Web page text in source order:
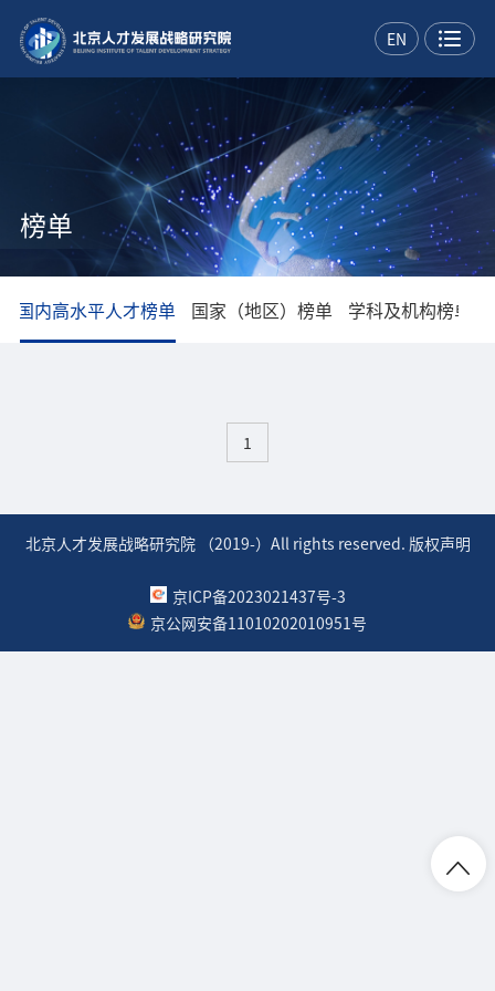
EN
榜单
国内高水平人才榜单 国家（地区）榜单 学科及机构榜单
1
北京人才发展战略研究院 （2019-）All rights reserved. 版权声明
京ICP备2023021437号-3
京公网安备11010202010951号